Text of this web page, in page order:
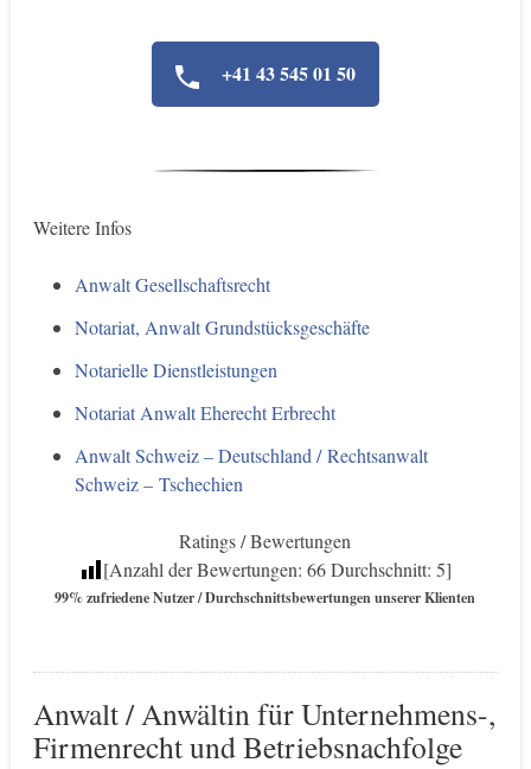
+41 43 545 01 50
Weitere Infos
Anwalt Gesellschaftsrecht
Notariat, Anwalt Grundstücksgeschäfte
Notarielle Dienstleistungen
Notariat Anwalt Eherecht Erbrecht
Anwalt Schweiz – Deutschland / Rechtsanwalt
Schweiz – Tschechien
Ratings / Bewertungen
[Anzahl der Bewertungen: 66Durchschnitt: 5]
99% zufriedene Nutzer / Durchschnittsbewertungen unserer Klienten
Anwalt / Anwältin für Unternehmens-,
Firmenrecht und Betriebsnachfolge